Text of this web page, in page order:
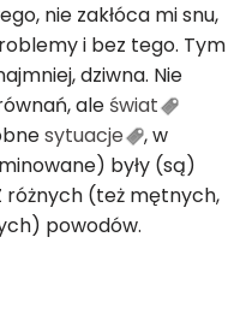
nie zakłóca mi snu,
i bez tego. Tym
dziwna. Nie
ale świat
sytuacje
, w
były (są)
różnych (też mętnych,
powodów.